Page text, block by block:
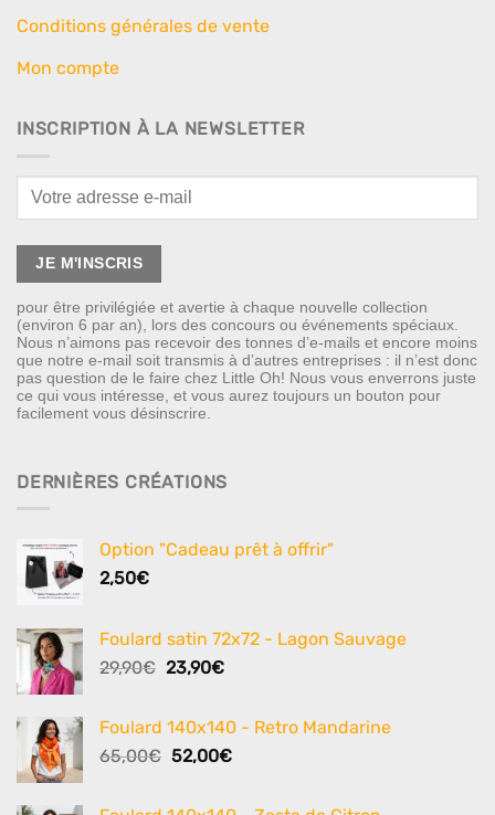
Conditions générales de vente
Mon compte
INSCRIPTION À LA NEWSLETTER
pour être privilégiée et avertie à chaque nouvelle collection
(environ 6 par an), lors des concours ou événements spéciaux.
Nous n’aimons pas recevoir des tonnes d’e-mails et encore moins
que notre e-mail soit transmis à d’autres entreprises : il n’est donc
pas question de le faire chez Little Oh! Nous vous enverrons juste
ce qui vous intéresse, et vous aurez toujours un bouton pour
facilement vous désinscrire.
DERNIÈRES CRÉATIONS
Option "Cadeau prêt à offrir"
2,50€
Foulard satin 72x72 - Lagon Sauvage
29,90€ Le
était :
29,90€.
23,90€Le
est :
23,90€.
Foulard 140x140 - Retro Mandarine
65,00€ Le
52,00€Le